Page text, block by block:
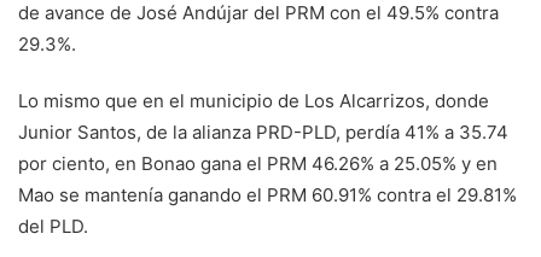
de avance de José Andújar del PRM con el 49.5% contra
29.3%.
Lo mismo que en el municipio de Los Alcarrizos, donde
Junior Santos, de la alianza PRD-PLD, perdía 41% a 35.74
por ciento, en Bonao gana el PRM 46.26% a 25.05% y en
Mao se mantenía ganando el PRM 60.91% contra el 29.81%
del PLD.